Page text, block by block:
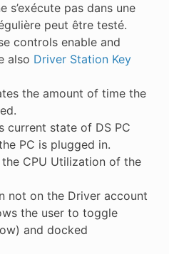
s’exécute pas dans une
peut être testé.
controls enable and
also Driver Station Key
the amount of time the
current state of DS PC
PC is plugged in.
the CPU Utilization of the
not on the Driver account
the user to toggle
and docked